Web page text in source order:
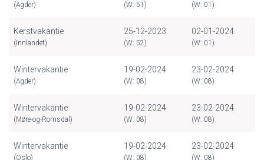
(Agder) (W: 51) (W: 01)
Kerstvakantie
(Innlandet)
25-12-2023
(W: 52)
02-01-2024
(W: 01)
Wintervakantie
(Agder)
19-02-2024
(W: 08)
23-02-2024
(W: 08)
Wintervakantie
(Møre-og-Romsdal)
19-02-2024
(W: 08)
23-02-2024
(W: 08)
Wintervakantie
(Oslo)
19-02-2024
(W: 08)
23-02-2024
(W: 08)